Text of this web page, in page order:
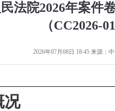
法院2026年案件
（CC2026-
2026年07月08日 18:45 来源：
况